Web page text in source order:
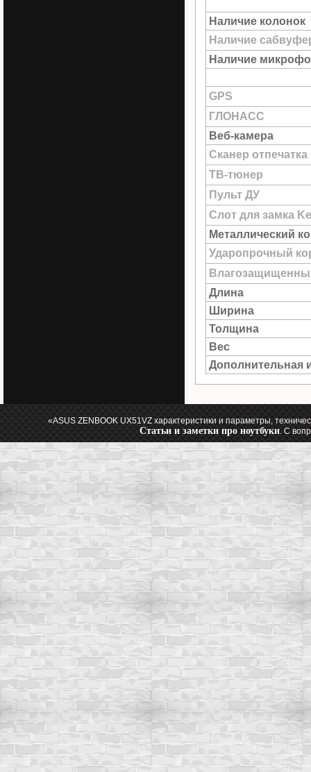
Наличие колонок
Наличие
Наличие
GPS
ГЛОНАСС
Веб-камера
Сканер
ТВ-тюнер
Пульт ДУ
Слот для замка
Металлический
Ударопрочный
Длина
Ширина
Толщина
Вес
Дополнительная
«ASUS ZENBOOK UX51VZ характеристики и параметры,
Статьи и заметки про ноутбуки. С